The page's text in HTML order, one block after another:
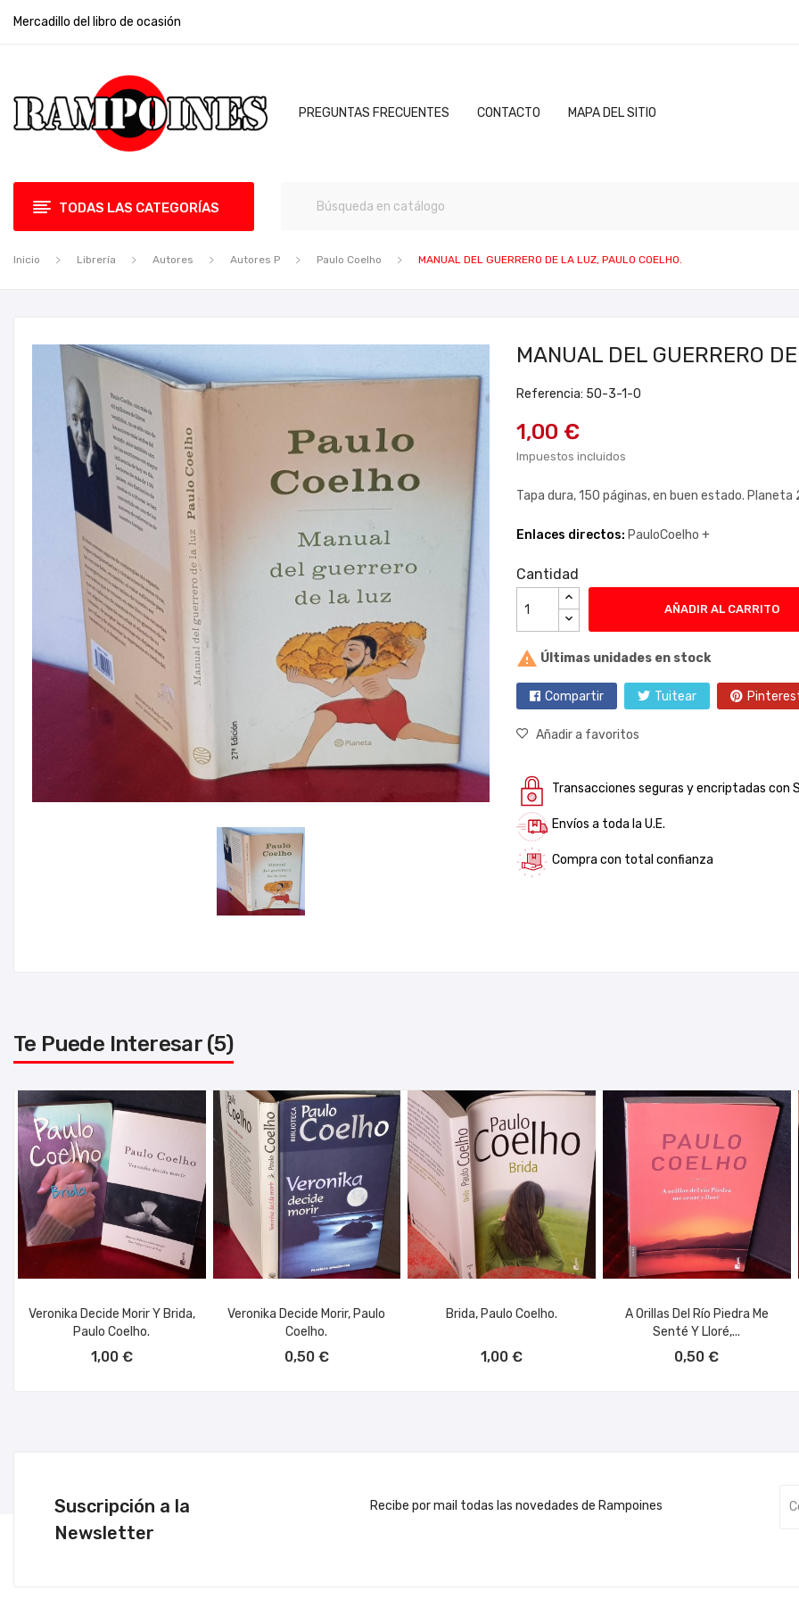
Mercadillo del libro de ocasión
PREGUNTAS FRECUENTES CONTACTO MAPA DEL SITIO
TODAS LAS CATEGORÍAS
Inicio Librería Autores Autores P Paulo Coelho MANUAL DEL GUERRERO DE LA LUZ, PAULO COELHO.
MANUAL DEL GUERRERO
Referencia: 50-3-1-0
1,00 €
Impuestos incluidos
Tapa dura, 150 páginas, en buen estado. Planeta
Enlaces directos: PauloCoelho +
Cantidad
AÑADIR AL CARRITO
 Últimas unidades en stock
Compartir Tuitear
Añadir a favoritos
Transacciones seguras y encriptadas con
Envíos a toda la U.E.
Compra con total confianza
Te Puede Interesar (5)
Veronika Decide Morir Y Brida,
Paulo Coelho.
1,00 €
Veronika Decide Morir, Paulo
Coelho.
0,50 €
Brida, Paulo Coelho.
1,00 €
A Orillas Del Río Piedra Me
Senté Y Lloré,...
0,50 €
Suscripción a la
Newsletter
Recibe por mail todas las novedades de Rampoines